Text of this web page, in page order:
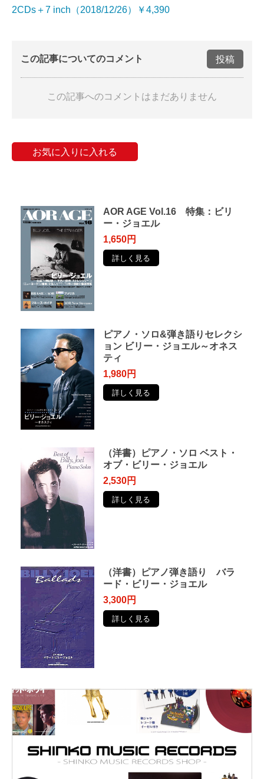
2CDs＋7 inch（2018/12/26）￥4,390
この記事についてのコメント 投稿
この記事へのコメントはまだありません
お気に入りに入れる
AOR AGE Vol.16 特集：ビリ
ー・ジョエル
1,650円
詳しく見る
ピアノ・ソロ&弾き語りセレクシ
ョン ビリー・ジョエル～オネス
ティ
1,980円
詳しく見る
（洋書）ピアノ・ソロ ベスト・
オブ・ビリー・ジョエル
2,530円
詳しく見る
（洋書）ピアノ弾き語り バラ
ード・ビリー・ジョエル
3,300円
詳しく見る